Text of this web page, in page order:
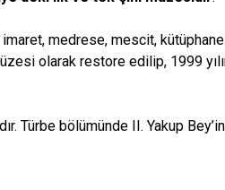
imaret, medrese, mescit,
olarak restore edilip, 1999
Türbe bölümünde II. Yakup